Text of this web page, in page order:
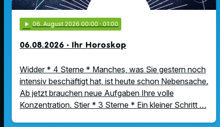
play_arrow 06. August 2026 00:00 · 01:00
06.08.2026 - Ihr Horoskop
Widder * 4 Sterne * Manches, was Sie gestern noch
intensiv beschäftigt hat, ist heute schon Nebensache.
Ab jetzt brauchen neue Aufgaben Ihre volle
Konzentration. Stier * 3 Sterne * Ein kleiner Schritt …